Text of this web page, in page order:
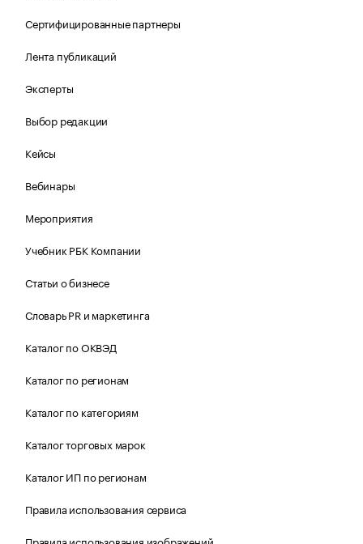
Сертифицированные партнеры
Лента публикаций
Эксперты
Выбор редакции
Кейсы
Вебинары
Мероприятия
Учебник РБК Компании
Статьи о бизнесе
Словарь PR и маркетинга
Каталог по ОКВЭД
Каталог по регионам
Каталог по категориям
Каталог торговых марок
Каталог ИП по регионам
Правила использования сервиса